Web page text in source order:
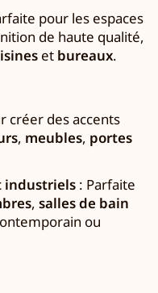
pour les espaces
de haute qualité,
et bureaux.
créer des accents
, meubles, portes
industriels: Parfaite
, salles de bain
ou